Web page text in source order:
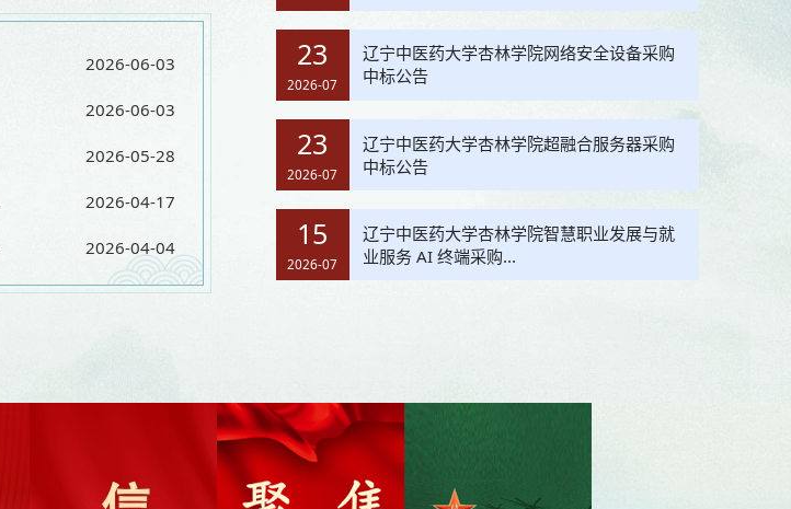
2026-06-03
2026-06-03
2026-05-28
2026-04-17
2026-04-04
23
2026-07
辽宁中医药大学杏林学院网络安全设备采购
中标公告
23
2026-07
辽宁中医药大学杏林学院超融合服务器采购
中标公告
15
2026-07
辽宁中医药大学杏林学院智慧职业发展与就
业服务 AI 终端采购...